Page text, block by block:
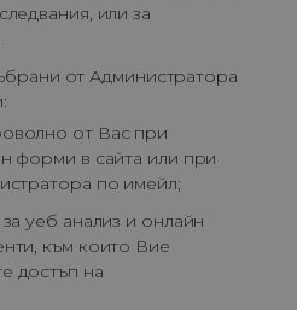
или за
от Администратора
от Вас при
форми в сайта или при
по имейл;
уеб анализ и онлайн
към които Вие
достъп на